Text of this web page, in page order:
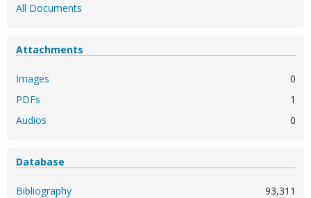
All Documents
Attachments
Images
0
PDFs
1
Audios
0
Database
Bibliography
93,311